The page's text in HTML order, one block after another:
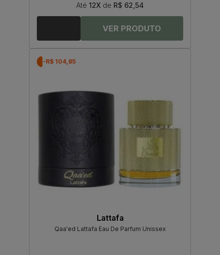
Até 12X de R$ 62,54
-R$ 104,85
Lattafa
Qaa'ed Lattafa Eau De Parfum Unissex